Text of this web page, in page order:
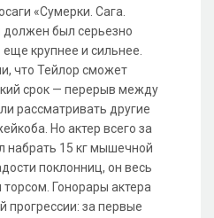
«Сумерки. Сага.
должен был серьезно
крупнее и сильнее.
что Тейлор сможет
срок — перерыв между
рассматривать другие
Но актер всего за
набрать 15 кг мышечной
поклонниц, он весь
Гонорары актера
прогрессии: за первые